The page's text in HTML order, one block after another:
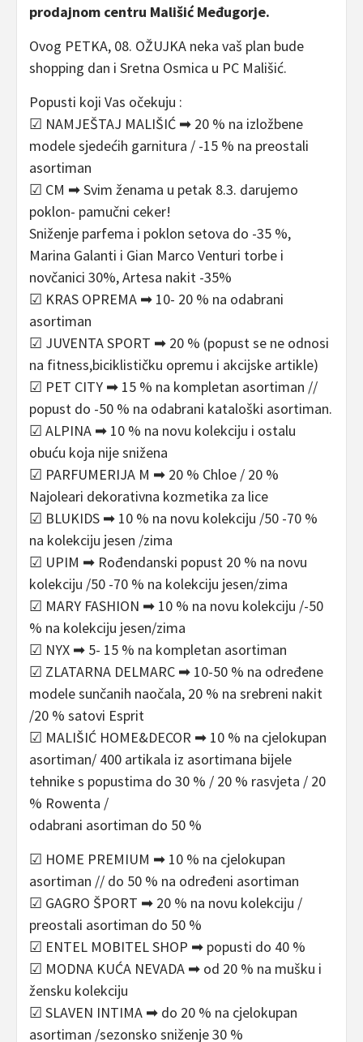
prodajnom centru Mališić Međugorje.
Ovog PETKA, 08. OŽUJKA neka vaš plan bude
shopping dan i Sretna Osmica u PC Mališić.
Popusti koji Vas očekuju :
☑ NAMJEŠTAJ MALIŠIĆ ➡ 20 % na izložbene
modele sjedećih garnitura / -15 % na preostali
asortiman
☑ CM ➡ Svim ženama u petak 8.3. darujemo
poklon- pamučni ceker!
Sniženje parfema i poklon setova do -35 %,
Marina Galanti i Gian Marco Venturi torbe i
novčanici 30%, Artesa nakit -35%
☑ KRAS OPREMA ➡ 10- 20 % na odabrani
asortiman
☑ JUVENTA SPORT ➡ 20 % (popust se ne odnosi
na fitness,biciklističku opremu i akcijske artikle)
☑ PET CITY ➡ 15 % na kompletan asortiman //
popust do -50 % na odabrani kataloški asortiman.
☑ ALPINA ➡ 10 % na novu kolekciju i ostalu
obuću koja nije snižena
☑ PARFUMERIJA M ➡ 20 % Chloe / 20 %
Najoleari dekorativna kozmetika za lice
☑ BLUKIDS ➡ 10 % na novu kolekciju /50 -70 %
na kolekciju jesen /zima
☑ UPIM ➡ Rođendanski popust 20 % na novu
kolekciju /50 -70 % na kolekciju jesen/zima
☑ MARY FASHION ➡ 10 % na novu kolekciju /-50
% na kolekciju jesen/zima
☑ NYX ➡ 5- 15 % na kompletan asortiman
☑ ZLATARNA DELMARC ➡ 10-50 % na određene
modele sunčanih naočala, 20 % na srebreni nakit
/20 % satovi Esprit
☑ MALIŠIĆ HOME&DECOR ➡ 10 % na cjelokupan
asortiman/ 400 artikala iz asortimana bijele
tehnike s popustima do 30 % / 20 % rasvjeta / 20
% Rowenta /
odabrani asortiman do 50 %
☑ HOME PREMIUM ➡ 10 % na cjelokupan
asortiman // do 50 % na određeni asortiman
☑ GAGRO ŠPORT ➡ 20 % na novu kolekciju /
preostali asortiman do 50 %
☑ ENTEL MOBITEL SHOP ➡ popusti do 40 %
☑ MODNA KUĆA NEVADA ➡ od 20 % na mušku i
žensku kolekciju
☑ SLAVEN INTIMA ➡ do 20 % na cjelokupan
asortiman /sezonsko sniženje 30 %